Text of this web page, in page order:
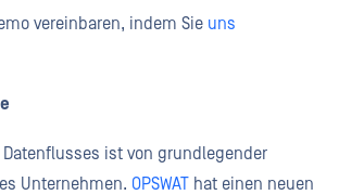
vereinbaren, indem Sie uns
Datenflusses ist von grundlegender
Unternehmen. OPSWAT hat einen neuen